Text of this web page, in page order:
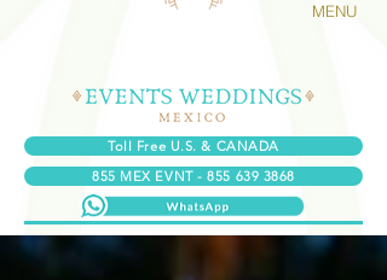
855 MEX EVNT - 855 639 3868
MENU
Toll Free U.S. & CANADA